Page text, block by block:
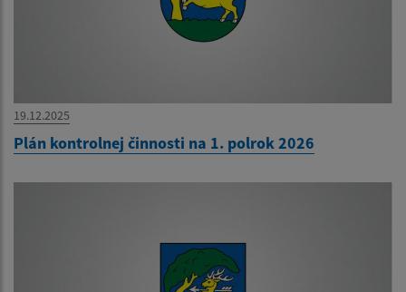
19.12.2025
Plán kontrolnej činnosti na 1. polrok 2026